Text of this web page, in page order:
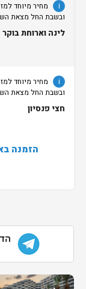
i
לספא היא למבוגרים
לינה וארוחת בוקר
i
לספא היא למבוגרים
חצי פנסיון
הזמנה